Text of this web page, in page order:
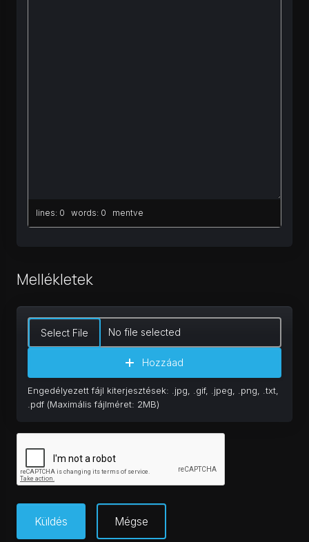
lines: 0 words: 0 mentve
Mellékletek
Select File No file selected
Hozzáad
Engedélyezett fájl kiterjesztések: .jpg, .gif, .jpeg, .png, .txt,
.pdf (Maximális fájlméret: 2MB)
Mégse